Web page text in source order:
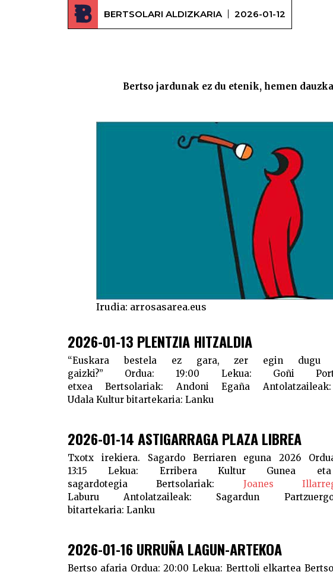
BERTSOLARI ALDIZKARIA 2026-01-12
Bertso jardunak ez du etenik, hemen
Irudia: arrosasarea.eus
2026-01-13 PLENTZIA HITZALDIA
“Euskara bestela ez gara, zer egin dugu
gaizki?”
Ordua: 19:00 Lekua: Goñi
etxeaBertsolariak: Andoni Egaña Antolatzaileak:
Udala Kultur bitartekaria: Lanku
2026-01-14 ASTIGARRAGA PLAZA LIBREA
Txotx irekiera. Sagardo Berriaren eguna 2026
13:15Lekua: Erribera Kultur Gunea eta
sagardotegiaBertsolariak: Joanes
LaburuAntolatzaileak: Sagardun
bitartekaria: Lanku
2026-01-16 URRUÑA LAGUN-ARTEKOA
Bertso afaria Ordua: 20:00 Lekua: Berttoli elkartea